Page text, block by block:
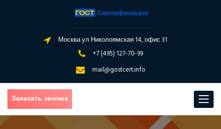
Москва ул Николоямская 14, офис 31
+7 (495) 127-70-99
mail@gostcert.info
Toggle
Заказать звонок